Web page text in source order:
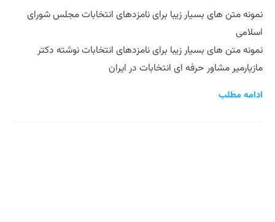
نمونه متن‌ های بسیار زیبا برای نامزدهای انتخابات مجلس شورای
اسلامی
نمونه متن‌ های بسیار زیبا برای نامزدهای انتخابات نوشته دکتر
مازیارمیر مشاور حرفه ای انتخابات در ایران
ادامه مطلب